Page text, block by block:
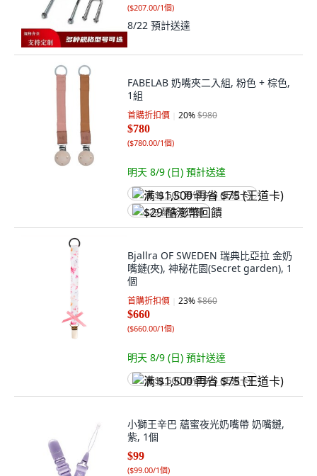
($207.00/1個)
8/22 預計送達
FABELAB 奶嘴夾二入組, 粉色 + 棕色,
1組
首購折扣價 20%$980
$780
($780.00/1個)
明天 8/9 (日) 預計送達
满 $1,500 再省 $75 (王道卡)
$29 酷澎幣回饋
Bjallra OF SWEDEN 瑞典比亞拉 金奶
嘴鏈(夾), 神秘花園(Secret garden), 1
個
首購折扣價 23%$860
$660
($660.00/1個)
明天 8/9 (日) 預計送達
满 $1,500 再省 $75 (王道卡)
小獅王辛巴 蘊蜜夜光奶嘴帶 奶嘴鏈,
紫, 1個
$99
($99.00/1個)